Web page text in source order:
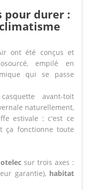
pour durer :
ont été conçus et
empilé en
qui se passe
avant-toit
naturellement,
estivale : c'est ce
ça fonctionne toute
sur trois axes :
garantie), habitat